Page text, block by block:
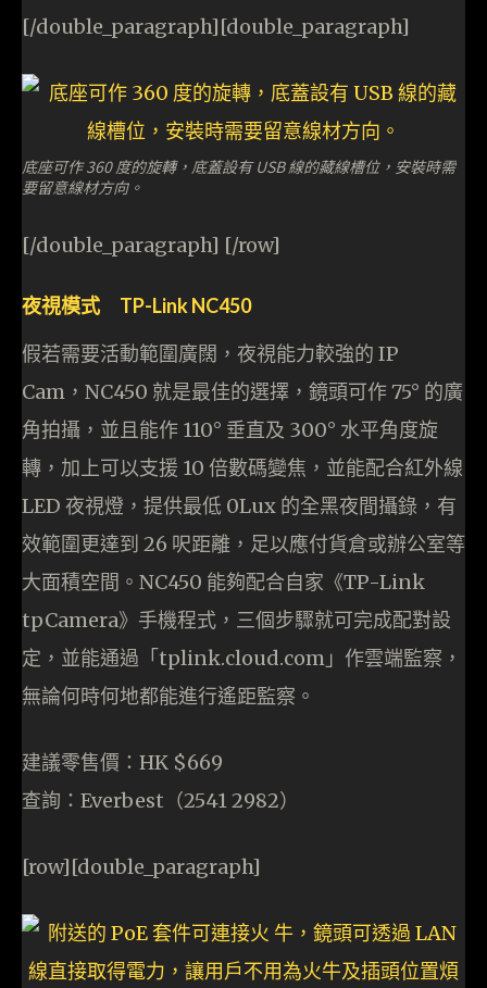
[/double_paragraph][double_paragraph]
底座可作 360 度的旋轉，底蓋設有 USB 線的藏線槽位，安裝時需
要留意線材方向。
[/double_paragraph] [/row]
夜視模式 TP-Link NC450
假若需要活動範圍廣闊，夜視能力較強的 IP
Cam，NC450 就是最佳的選擇，鏡頭可作 75° 的廣
角拍攝，並且能作 110° 垂直及 300° 水平角度旋
轉，加上可以支援 10 倍數碼變焦，並能配合紅外線
LED 夜視燈，提供最低 0Lux 的全黑夜間攝錄，有
效範圍更達到 26 呎距離，足以應付貨倉或辦公室等
大面積空間。NC450 能夠配合自家《TP-Link
tpCamera》手機程式，三個步驟就可完成配對設
定，並能通過「tplink.cloud.com」作雲端監察，
無論何時何地都能進行遙距監察。
建議零售價：HK $669
查詢：Everbest（2541 2982）
[row][double_paragraph]